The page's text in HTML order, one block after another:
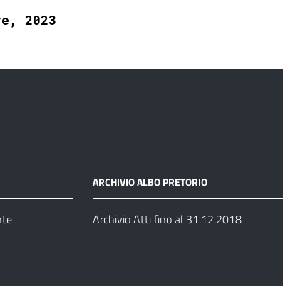
2023
ARCHIVIO ALBO PRETORIO
Archivio Atti fino al 31.12.2018